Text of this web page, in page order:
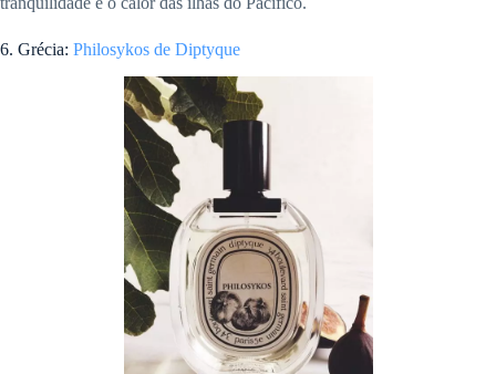
6. Grécia: Philosykos de Diptyque